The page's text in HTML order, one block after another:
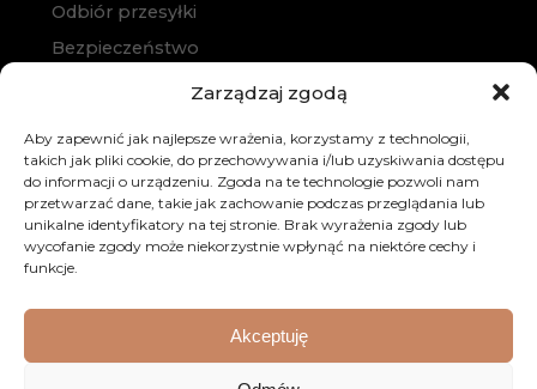
Zarządzaj zgodą
Aby zapewnić jak najlepsze wrażenia, korzystamy z technologii,
takich jak pliki cookie, do przechowywania i/lub uzyskiwania dostępu
do informacji o urządzeniu. Zgoda na te technologie pozwoli nam
przetwarzać dane, takie jak zachowanie podczas przeglądania lub
unikalne identyfikatory na tej stronie. Brak wyrażenia zgody lub
wycofanie zgody może niekorzystnie wpłynąć na niektóre cechy i
funkcje.
Akceptuję
Odbiór przesyłki
Bezpieczeństwo
Polityka prywatności
Zakup na raty
Kontakt